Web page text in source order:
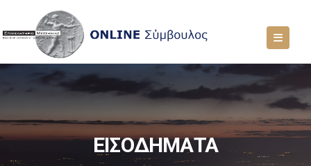
ΕΙΣΟΔΗΜΑΤΑ